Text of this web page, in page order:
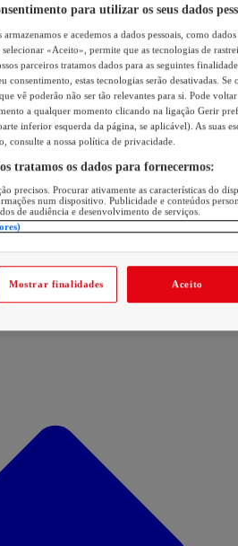
para utilizar os seus dados
armazenamos e acedemos a dados pessoais, como
«Aceito», permite que as tecnologias de
parceiros tratamos dados para as seguintes
consentimento, estas tecnologias serão desativadas. Se
vê poderão não ser tão relevantes para si. Pode voltar
a qualquer momento clicando na ligação Gerir
inferior esquerda da página, se aplicável). As suas
consulte a nossa política de privacidade.
tratamos os dados para fornecermos:
precisos. Procurar ativamente as características do
num dispositivo. Publicidade e conteúdos
de audiência e desenvolvimento de serviços.
Mostrar finalidades Aceito